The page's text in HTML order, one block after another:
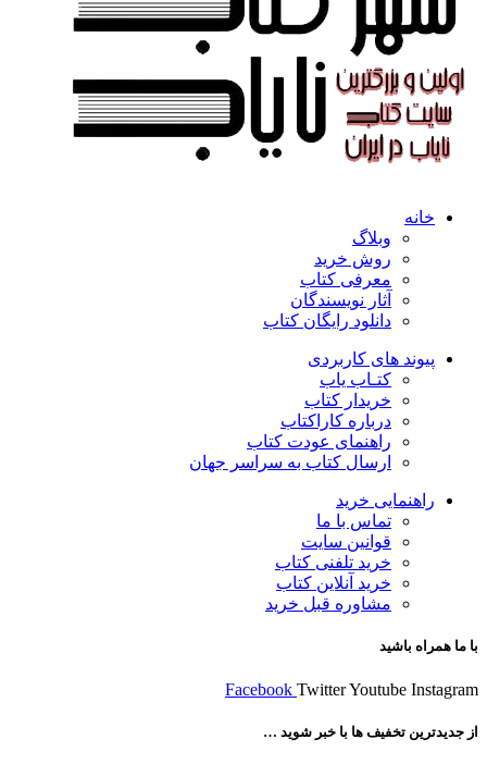
خانه
وبلاگ
روش خرید
معرفی کتاب
آثار نویسندگان
دانلود رایگان کتاب
پیوند های کاربردی
کتـاب یاب
خریدار کتاب
درباره کاراکتاب
راهنمای عودت کتاب
ارسال کتاب به سراسر جهان
راهنمایی خرید
تماس با ما
قوانین سایت
خرید تلفنی کتاب
خرید آنلاین کتاب
مشاوره قبل خرید
با ما همراه باشید
Facebook TwitterYoutube Instagram
از جدیدترین تخفیف ها با خبر شوید …